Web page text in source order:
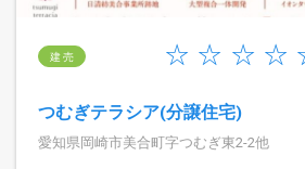
建 売
つむぎテラシア(分譲住宅)
愛知県岡崎市美合町字つむぎ東2-2他